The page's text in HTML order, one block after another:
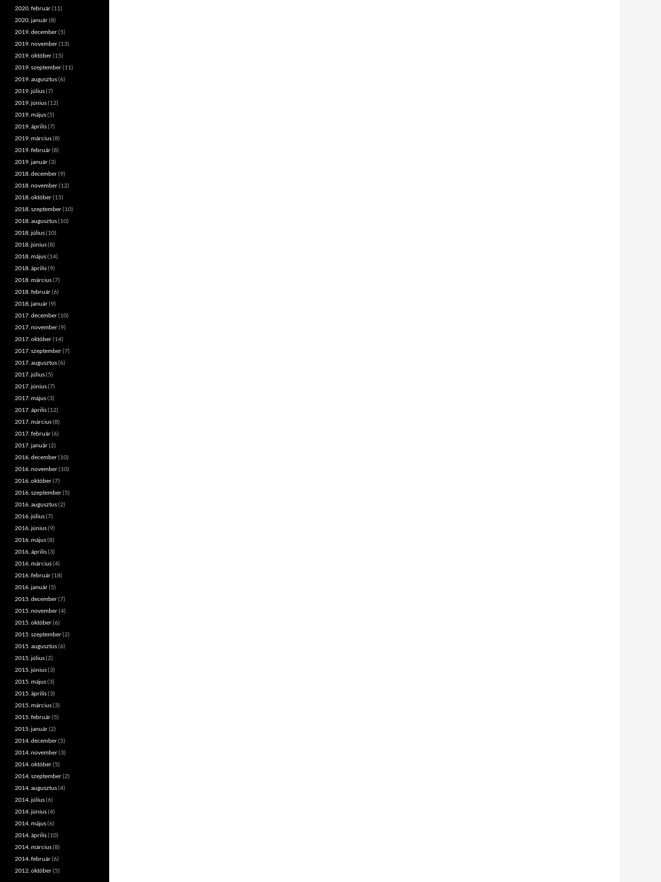
2020. február(11)
2020. január(8)
2019. december(5)
2019. november(13)
2019. október(15)
2019. szeptember(11)
2019. augusztus(6)
2019. július(7)
2019. június(12)
2019. május(5)
2019. április(7)
2019. március(8)
2019. február(8)
2019. január(3)
2018. december(9)
2018. november(12)
2018. október(15)
2018. szeptember(10)
2018. augusztus(10)
2018. július(10)
2018. június(8)
2018. május(14)
2018. április(9)
2018. március(7)
2018. február(6)
2018. január(9)
2017. december(10)
2017. november(9)
2017. október(14)
2017. szeptember(7)
2017. augusztus(6)
2017. július(5)
2017. június(7)
2017. május(3)
2017. április(12)
2017. március(8)
2017. február(6)
2017. január(2)
2016. december(10)
2016. november(10)
2016. október(7)
2016. szeptember(5)
2016. augusztus(2)
2016. július(7)
2016. június(9)
2016. május(8)
2016. április(3)
2016. március(4)
2016. február(18)
2016. január(5)
2015. december(7)
2015. november(4)
2015. október(6)
2015. szeptember(2)
2015. augusztus(6)
2015. július(2)
2015. június(3)
2015. május(3)
2015. április(3)
2015. március(3)
2015. február(5)
2015. január(2)
2014. december(5)
2014. november(3)
2014. október(5)
2014. szeptember(2)
2014. augusztus(4)
2014. július(6)
2014. június(4)
2014. május(6)
2014. április(10)
2014. március(8)
2014. február(6)
2012. október(5)